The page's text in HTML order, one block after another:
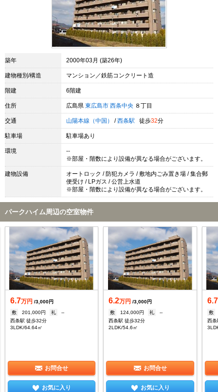
築年 2000年03月 (築26年)
建物種別/構造 マンション／鉄筋コンクリート造
階建 6階建
住所 広島県 東広島市 西条中央 ８丁目
交通 山陽本線（中国） / 西条駅 徒歩32分
駐車場 駐車場あり
環境
--
※部屋・階数により設備が異なる場合がございます。
建物設備
オートロック / 防犯カメラ / 敷地内ごみ置き場 / 集合郵
便受け / LPガス / 公営上水道
※部屋・階数により設備が異なる場合がございます。
パークハイム周辺の空室物件
6.7万円 /3,000円
敷
201,000円 礼
--
西条駅 徒歩32分
3LDK/64.64㎡
お問合せ
お気に入り
6.2万円 /3,000円
敷
124,000円 礼
--
西条駅 徒歩32分
2LDK/54.6㎡
お問合せ
お気に入り
6.7
敷
西